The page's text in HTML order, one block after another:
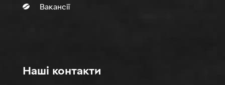
Вакансії
Нашi контакти